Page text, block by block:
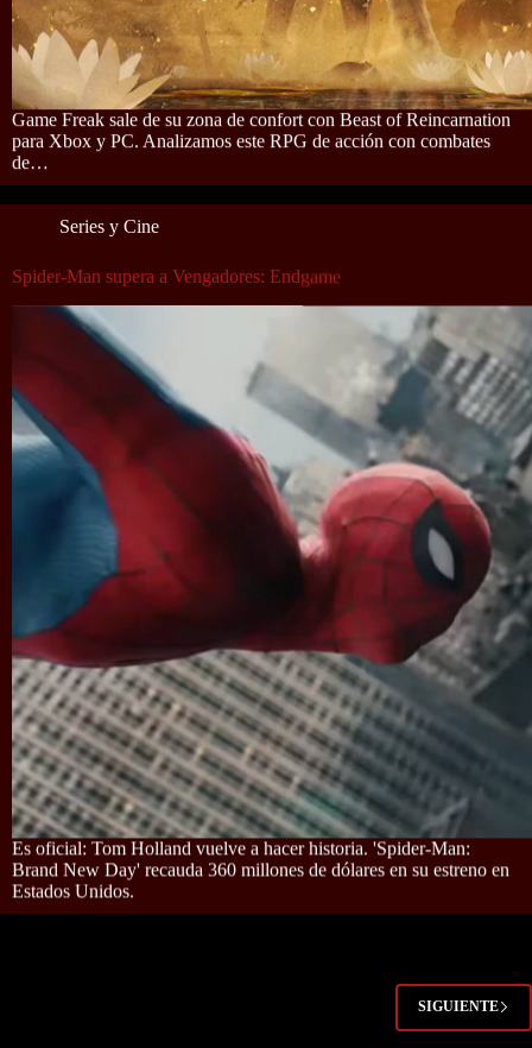
Game Freak sale de su zona de confort con Beast of Reincarnation
para Xbox y PC. Analizamos este RPG de acción con combates
de…
Series y Cine
Spider-Man supera a Vengadores: Endgame
Es oficial: Tom Holland vuelve a hacer historia. 'Spider-Man:
Brand New Day' recauda 360 millones de dólares en su estreno en
Estados Unidos.
SIGUIENTE